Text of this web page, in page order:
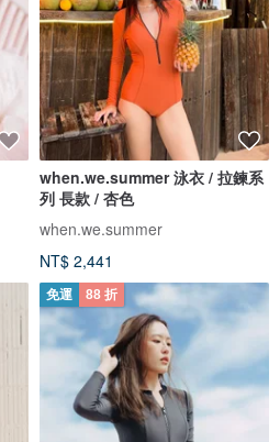
when.we.summer 泳衣 / 拉鍊系
列 長款 / 杏色
when.we.summer
NT$ 2,441
免運 88 折